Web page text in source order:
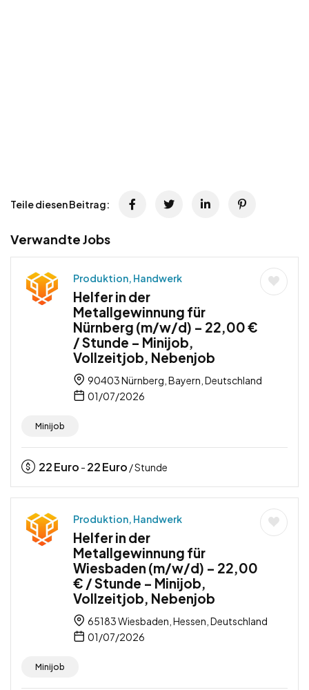
Teile diesen Beitrag:
Verwandte Jobs
Produktion, Handwerk
Helfer in der
Metallgewinnung für
Nürnberg (m/w/d) – 22,00 €
/ Stunde – Minijob,
Vollzeitjob, Nebenjob
90403 Nürnberg, Bayern, Deutschland
01/07/2026
Minijob
22Euro - 22Euro / Stunde
Produktion, Handwerk
Helfer in der
Metallgewinnung für
Wiesbaden (m/w/d) – 22,00
€ / Stunde – Minijob,
Vollzeitjob, Nebenjob
65183 Wiesbaden, Hessen, Deutschland
01/07/2026
Minijob